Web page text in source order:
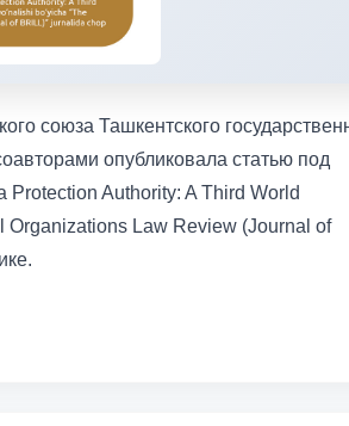
союза Ташкентского
опубликовала статью под
Authority: A Third World
Organizations Law Review (Journal of